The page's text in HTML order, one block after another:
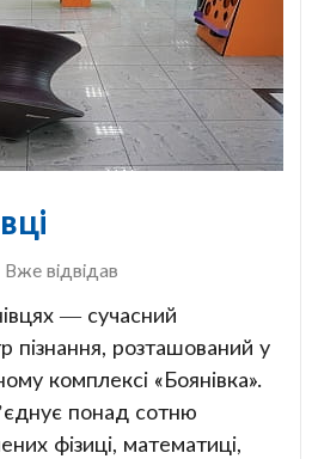
Вже відвідав
— сучасний
пізнання, розташований у
комплексі «Боянівка».
понад сотню
фізиці, математиці,